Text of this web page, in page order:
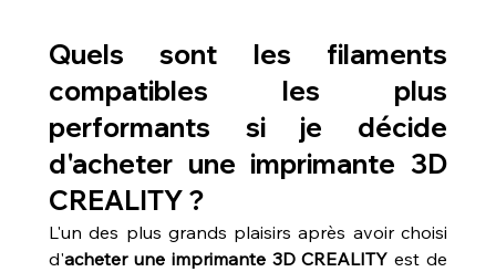
Quels sont les filaments
compatibles les plus
performants si je décide
d'acheter une imprimante 3D
CREALITY ?
L'un des plus grands plaisirs après avoir choisi
d'acheter une imprimante 3D CREALITY est de